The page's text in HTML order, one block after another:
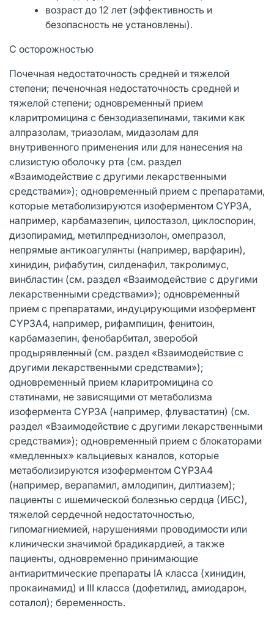
возраст до 12 лет (эффективность и
безопасность не установлены).
С осторожностью
Почечная недостаточность средней и тяжелой
степени; печеночная недостаточность средней и
тяжелой степени; одновременный прием
кларитромицина с бензодиазепинами, такими как
алпразолам, триазолам, мидазолам для
внутривенного применения или для нанесения на
слизистую оболочку рта (см. раздел
«Взаимодействие с другими лекарственными
средствами»); одновременный прием с препаратами,
которые метаболизируются изоферментом CYP3A,
например, карбамазепин, цилостазол, циклоспорин,
дизопирамид, метилпреднизолон, омепразол,
непрямые антикоагулянты (например, варфарин),
хинидин, рифабутин, силденафил, такролимус,
винбластин (см. раздел «Взаимодействие с другими
лекарственными средствами»); одновременный
прием с препаратами, индуцирующими изофермент
CYP3A4, например, рифампицин, фенитоин,
карбамазепин, фенобарбитал, зверобой
продырявленный (см. раздел «Взаимодействие с
другими лекарственными средствами»);
одновременный прием кларитромицина со
статинами, не зависящими от метаболизма
изофермента CYP3A (например, флувастатин) (см.
раздел «Взаимодействие с другими лекарственными
средствами»); одновременный прием с блокаторами
«медленных» кальциевых каналов, которые
метаболизируются изоферментом CYP3A4
(например, верапамил, амлодипин, дилтиазем);
пациенты с ишемической болезнью сердца (ИБС),
тяжелой сердечной недостаточностью,
гипомагниемией, нарушениями проводимости или
клинически значимой брадикардией, а также
пациенты, одновременно принимающие
антиаритмические препараты IA класса (хинидин,
прокаинамид) и III класса (дофетилид, амиодарон,
соталол); беременность.